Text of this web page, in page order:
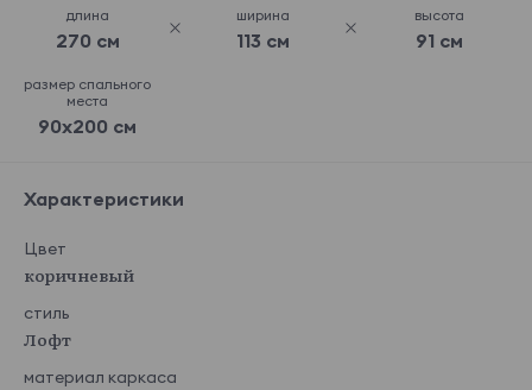
длина
270 см
ширина
113 см
высота
91 см
размер спального
места
90x200 см
Характеристики
Цвет
коричневый
стиль
Лофт
материал каркаса